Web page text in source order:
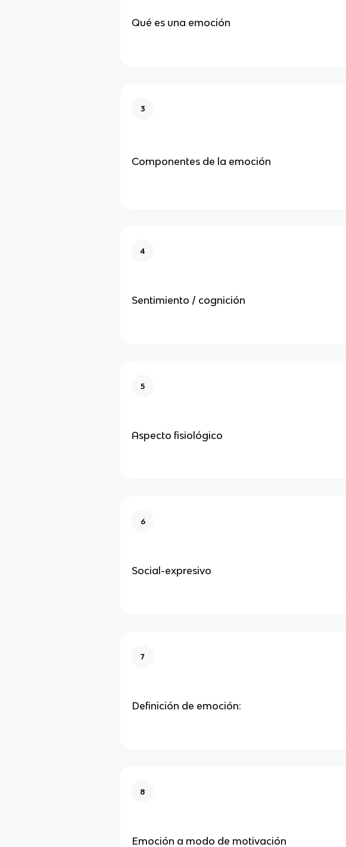
Qué es una emoción
3
Componentes de la emoción
4
Sentimiento / cognición
5
Aspecto fisiológico
6
Social-expresivo
7
Definición de emoción:
8
Emoción a modo de motivación